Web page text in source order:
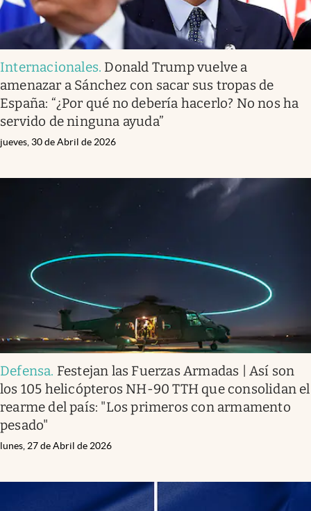
Internacionales. Donald Trump vuelve a
amenazar a Sánchez con sacar sus tropas de
España: “¿Por qué no debería hacerlo? No nos ha
servido de ninguna ayuda”
jueves, 30 de Abril de 2026
Defensa. Festejan las Fuerzas Armadas | Así son
los 105 helicópteros NH-90 TTH que consolidan el
rearme del país: "Los primeros con armamento
pesado"
lunes, 27 de Abril de 2026